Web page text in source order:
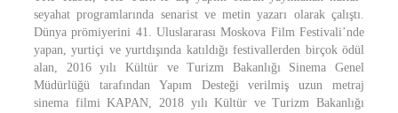
seyahat programlarında senarist ve metin yazarı olarak çalıştı.
Dünya prömiyerini 41. Uluslararası Moskova Film Festivali’nde
yapan, yurtiçi ve yurtdışında katıldığı festivallerden birçok ödül
alan, 2016 yılı Kültür ve Turizm Bakanlığı Sinema Genel
Müdürlüğü tarafından Yapım Desteği verilmiş uzun metraj
sinema filmi KAPAN, 2018 yılı Kültür ve Turizm Bakanlığı